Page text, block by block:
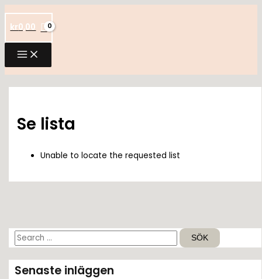
till
innehåll
kr0,00
S
k
Senaste inläggen
Se lista
Unable to locate the requested list